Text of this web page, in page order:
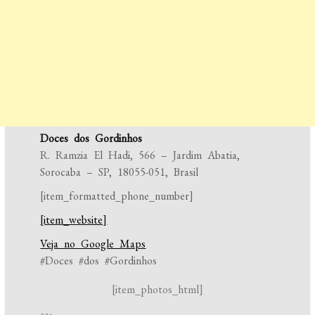
Doces dos Gordinhos
R. Ramzia El Hadi, 566 – Jardim Abatia,
Sorocaba – SP, 18055-051, Brasil
[item_formatted_phone_number]
[item_website]
Veja no Google Maps
#Doces #dos #Gordinhos
[item_photos_html]